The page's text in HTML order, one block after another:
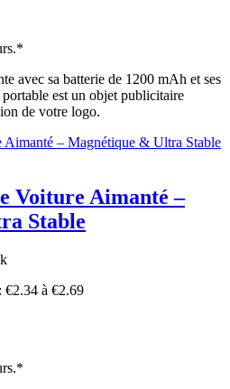
avec sa batterie de 1200 mAh et ses
est un objet publicitaire
de votre logo.
Voiture Aimanté –
Stable
€2.34 à €2.69